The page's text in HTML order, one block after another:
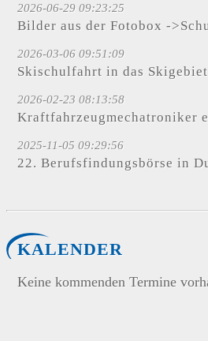
2026-06-29 09:23:25
Bilder aus der Fotobox -
2026-03-06 09:51:09
Skischulfahrt in das
2026-02-23 08:13:58
Kraftfahrzeugmechatroniker
2025-11-05 09:29:56
22. Berufsfindungsbörse in
KALENDER
Keine kommenden Termine